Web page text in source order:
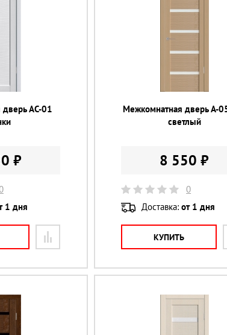
АС-01
₽
1 дня
Межкомнатная дверь А-
светлый
8 550 ₽
0
Доставка:от 1 дня
КУПИТЬ